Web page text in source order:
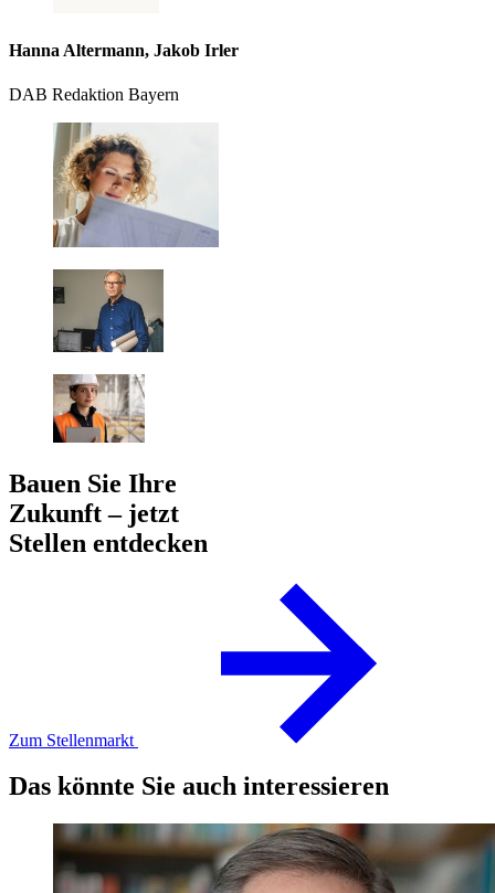
Hanna Altermann, Jakob Irler
DAB Redaktion Bayern
Bauen Sie Ihre
Zukunft – jetzt
Stellen entdecken
Zum Stellenmarkt
Das könnte Sie auch interessieren